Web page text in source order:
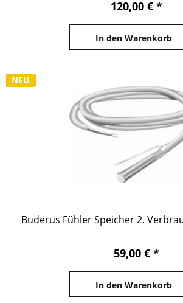
120,00 € *
In den Warenkorb
NEU
Buderus Fühler Speicher 2.
59,00 € *
In den Warenkorb